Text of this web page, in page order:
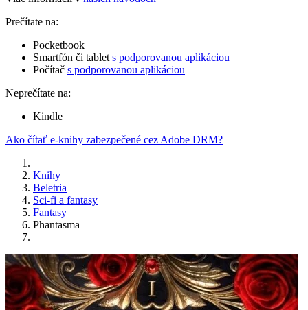
Prečítate na:
Pocketbook
Smartfón či tablet s podporovanou aplikáciou
Počítač s podporovanou aplikáciou
Neprečítate na:
Kindle
Ako čítať e-knihy zabezpečené cez Adobe DRM?
Knihy
Beletria
Sci-fi a fantasy
Fantasy
Phantasma